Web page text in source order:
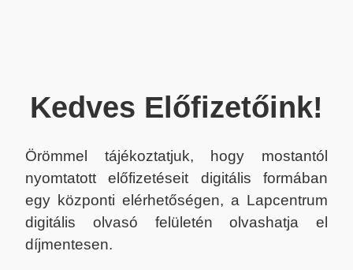
Kedves Előfizetőink!
Örömmel tájékoztatjuk, hogy mostantól
nyomtatott előfizetéseit digitális formában
egy központi elérhetőségen, a Lapcentrum
digitális olvasó felületén olvashatja el
díjmentesen.